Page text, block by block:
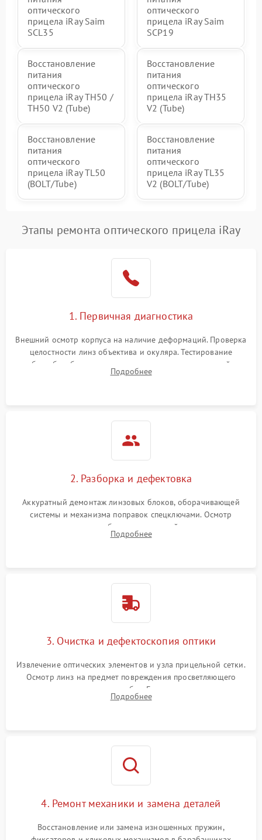
оптического
прицела iRay Saim
SCL35
оптического
прицела iRay Saim
SCP19
Восстановление
питания
оптического
прицела iRay TH50 /
TH50 V2 (Tube)
Восстановление
питания
оптического
прицела iRay TH35
V2 (Tube)
Восстановление
питания
оптического
прицела iRay TL50
(BOLT/Tube)
Восстановление
питания
оптического
прицела iRay TL35
V2 (BOLT/Tube)
Этапы ремонта оптического прицела iRay
1. Первичная диагностика
Внешний осмотр корпуса на наличие деформаций. Проверка
целостности линз объектива и окуляра. Тестирование
работы барабанчиков ввода поправок, кольца отстройки
параллакса и зума. Выявление сколов, внутренних
Подробнее
2. Разборка и дефектовка
Аккуратный демонтаж линзовых блоков, оборачивающей
системы и механизма поправок спецключами. Осмотр
внутренних резьбовых соединений, пружин и
уплотнительных колец. Поиск причин люфта, смещения
Подробнее
3. Очистка и дефектоскопия оптики
Извлечение оптических элементов и узла прицельной сетки.
Осмотр линз на предмет повреждения просветляющего
покрытия или появления грибка. Бережная очистка стекол
спецрастворами. Проверка целостности гравированной
Подробнее
4. Ремонт механики и замена деталей
Восстановление или замена изношенных пружин,